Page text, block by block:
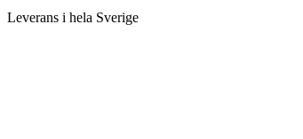
Leverans i hela Sverige